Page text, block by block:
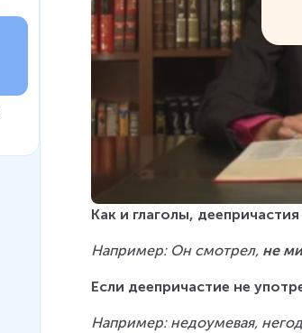
Как и глаголы,
Например: Он смотрел, не
Если деепричастие не
Например: недоумевая,